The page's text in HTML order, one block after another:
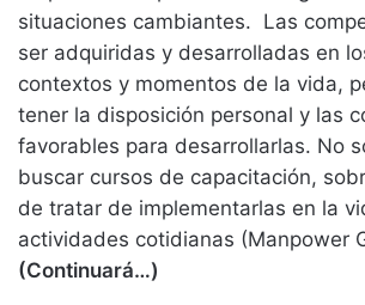
situaciones cambiantes. Las
ser adquiridas y desarrolladas en
contextos y momentos de la vida,
tener la disposición personal y las
favorables para desarrollarlas. No
buscar cursos de capacitación,
de tratar de implementarlas en la
actividades cotidianas (Manpower
(Continuará…)